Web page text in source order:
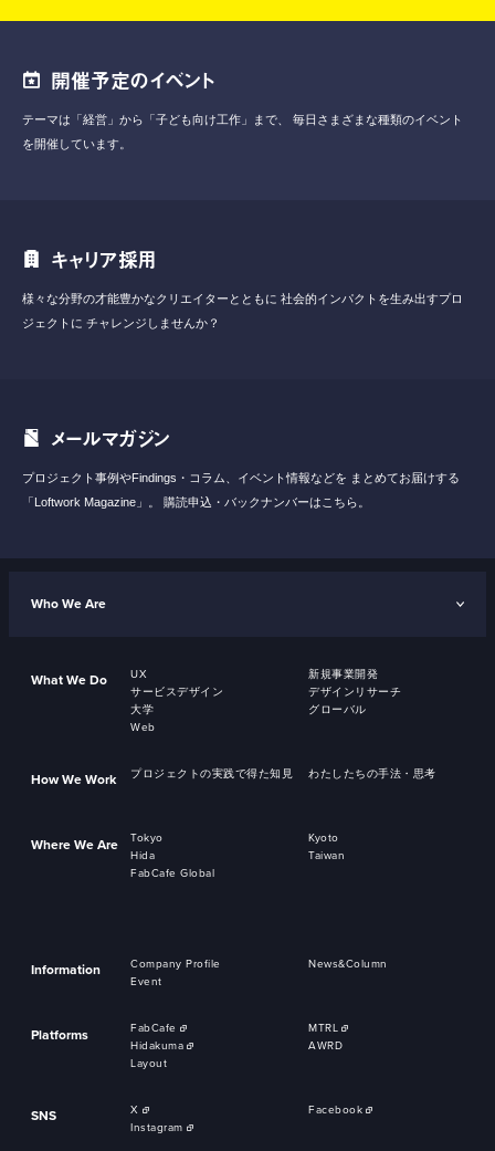
開催予定のイベント
テーマは「経営」から「子ども向け工作」まで、
毎日さまざまな種類のイベント
を開催しています。
キャリア採用
様々な分野の才能豊かなクリエイターとともに 社会的インパクトを生み出すプロ
ジェクトに チャレンジしませんか？
メールマガジン
プロジェクト事例やFindings・コラム、イベント情報などを まとめてお届けする
「Loftwork Magazine」。
購読申込・バックナンバーはこちら。
Who We Are
What We Do UX
新規事業開発
サービスデザイン
デザインリサーチ
大学
グローバル
Web
How We Work プロジェクトの実践で得た知見 わたしたちの手法・思考
Where We Are Tokyo
Kyoto
Hida
Taiwan
FabCafe Global
Information Company Profile
News&Column
Event
Platforms FabCafe
MTRL
Hidakuma
AWRD
Layout
SNS X
Facebook
Instagram